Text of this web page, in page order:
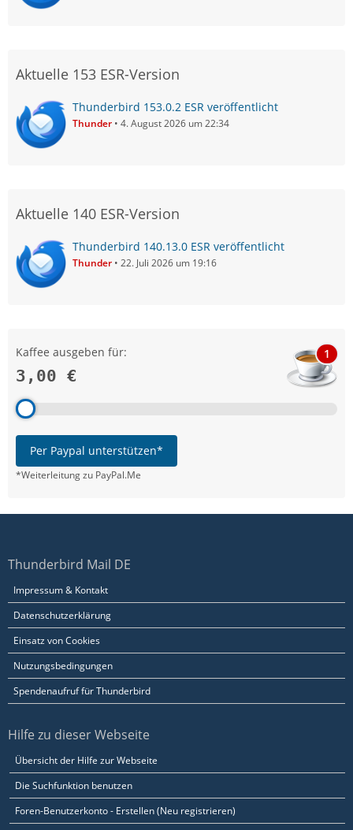
Aktuelle 153 ESR-Version
Thunderbird 153.0.2 ESR veröffentlicht
Thunder 4. August 2026 um 22:34
Aktuelle 140 ESR-Version
Thunderbird 140.13.0 ESR veröffentlicht
Thunder 22. Juli 2026 um 19:16
Kaffee ausgeben für:
3,00 €
1
Per Paypal unterstützen*
*Weiterleitung zu PayPal.Me
Thunderbird Mail DE
Impressum & Kontakt
Datenschutzerklärung
Einsatz von Cookies
Nutzungsbedingungen
Spendenaufruf für Thunderbird
Hilfe zu dieser Webseite
Übersicht der Hilfe zur Webseite
Die Suchfunktion benutzen
Foren-Benutzerkonto - Erstellen (Neu registrieren)